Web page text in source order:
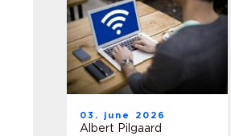
03. june 2026
Albert Pilgaard